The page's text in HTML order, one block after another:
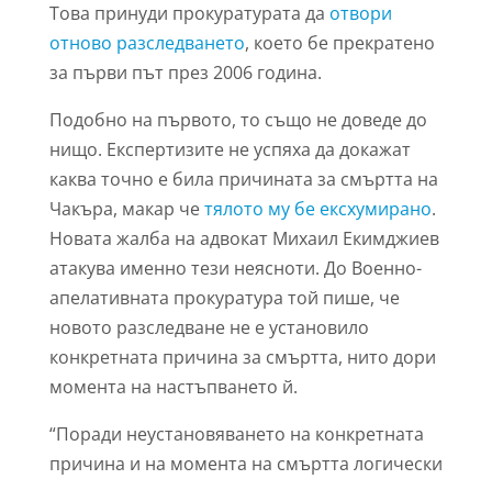
Това принуди прокуратурата да отвори
отново разследването, което бе прекратено
за първи път през 2006 година.
Подобно на първото, то също не доведе до
нищо. Експертизите не успяха да докажат
каква точно е била причината за смъртта на
Чакъра, макар четялото му бе ексхумирано.
Новата жалба на адвокат Михаил Екимджиев
атакува именно тези неясноти. До Военно-
апелативната прокуратура той пише, че
новото разследване не е установило
конкретната причина за смъртта, нито дори
момента на настъпването й.
“Поради неустановяването на конкретната
причина и на момента на смъртта логически